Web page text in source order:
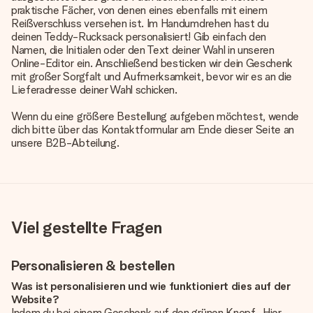
praktische Fächer, von denen eines ebenfalls mit einem
Reißverschluss versehen ist. Im Handumdrehen hast du
deinen Teddy-Rucksack personalisiert! Gib einfach den
Namen, die Initialen oder den Text deiner Wahl in unseren
Online-Editor ein. Anschließend besticken wir dein Geschenk
mit großer Sorgfalt und Aufmerksamkeit, bevor wir es an die
Lieferadresse deiner Wahl schicken.
Wenn du eine größere Bestellung aufgeben möchtest, wende
dich bitte über das Kontaktformular am Ende dieser Seite an
unsere B2B-Abteilung.
Viel gestellte Fragen
Personalisieren & bestellen
Was ist personalisieren und wie funktioniert dies auf der
Website?